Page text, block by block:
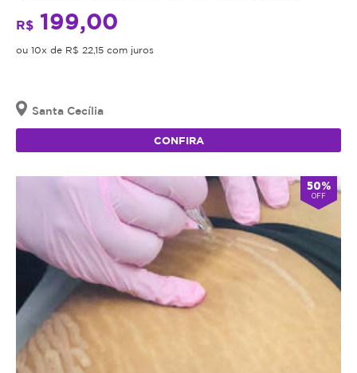
R$ 199,00
ou 10x de R$ 22,15 com juros
Santa Cecília
CONFIRA
50%
OFF